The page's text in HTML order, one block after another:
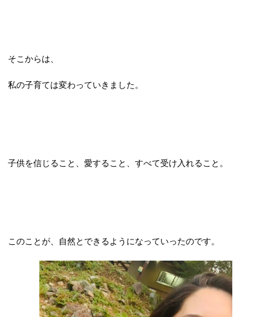
そこからは、
私の子育ては変わっていきました。
子供を信じること、愛すること、すべて受け入れること。
このことが、自然とできるようになっていったのです。